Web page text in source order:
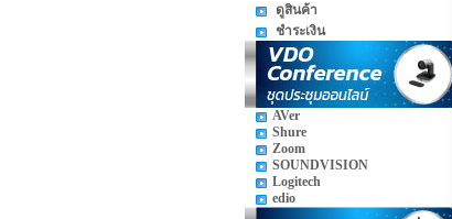
ดูสินค้า
ชำระเงิน
AVer
Shure
Zoom
SOUNDVISION
Logitech
edio